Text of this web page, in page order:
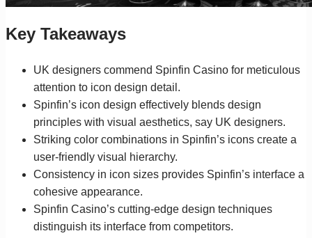
Key Takeaways
UK designers commend Spinfin Casino for meticulous
attention to icon design detail.
Spinfin’s icon design effectively blends design
principles with visual aesthetics, say UK designers.
Striking color combinations in Spinfin’s icons create a
user-friendly visual hierarchy.
Consistency in icon sizes provides Spinfin’s interface a
cohesive appearance.
Spinfin Casino’s cutting-edge design techniques
distinguish its interface from competitors.